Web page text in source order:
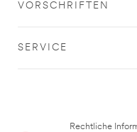
VORSCHRIFTEN
SERVICE
Rechtliche